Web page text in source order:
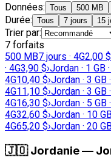
Données: Tous 500 MB
Durée: Tous 7 jours 15
Trier par:
7 forfaits
500 MB7 jours · 4G2,00 $
· 4G3,90 $›Jordan · 1 GB
4G10,40 $›Jordan · 3 GB
4G11,10 $›Jordan · 3 GB
4G16,30 $›Jordan · 5 GB
4G32,60 $›Jordan · 10
4G65,20 $›Jordan · 20
🇯🇴 Jordanie—